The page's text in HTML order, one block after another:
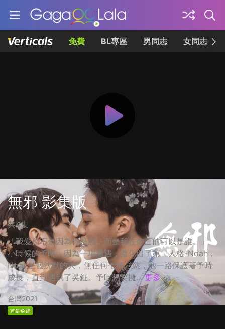
免費 BL專區 男同志 女同志
無邪 影集版
共4集
「我愛你不是因為你是誰，而是我在你面前可以是誰。」
小時候的予時，因為一場遭遇，激化出了第二人格-Noah，
Noah是個沈默的人，無任何七情六慾，他一路保護著予時
成長，直到遇到了吳鉦。予時想要擁... 更多
台灣2021
首集免費